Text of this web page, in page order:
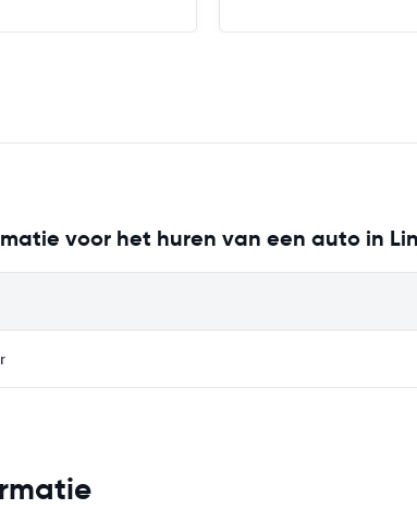
voor het huren van een auto in